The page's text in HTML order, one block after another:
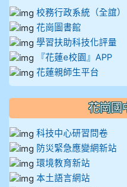
校務行政系統（全誼）
花崗圖書館
學習扶助科技化評量
『花蓮e校園』APP
花蓮親師生平台
花崗國
科技中心研習問卷
防災緊急應變網新站
環境教育新站
本土語言網站